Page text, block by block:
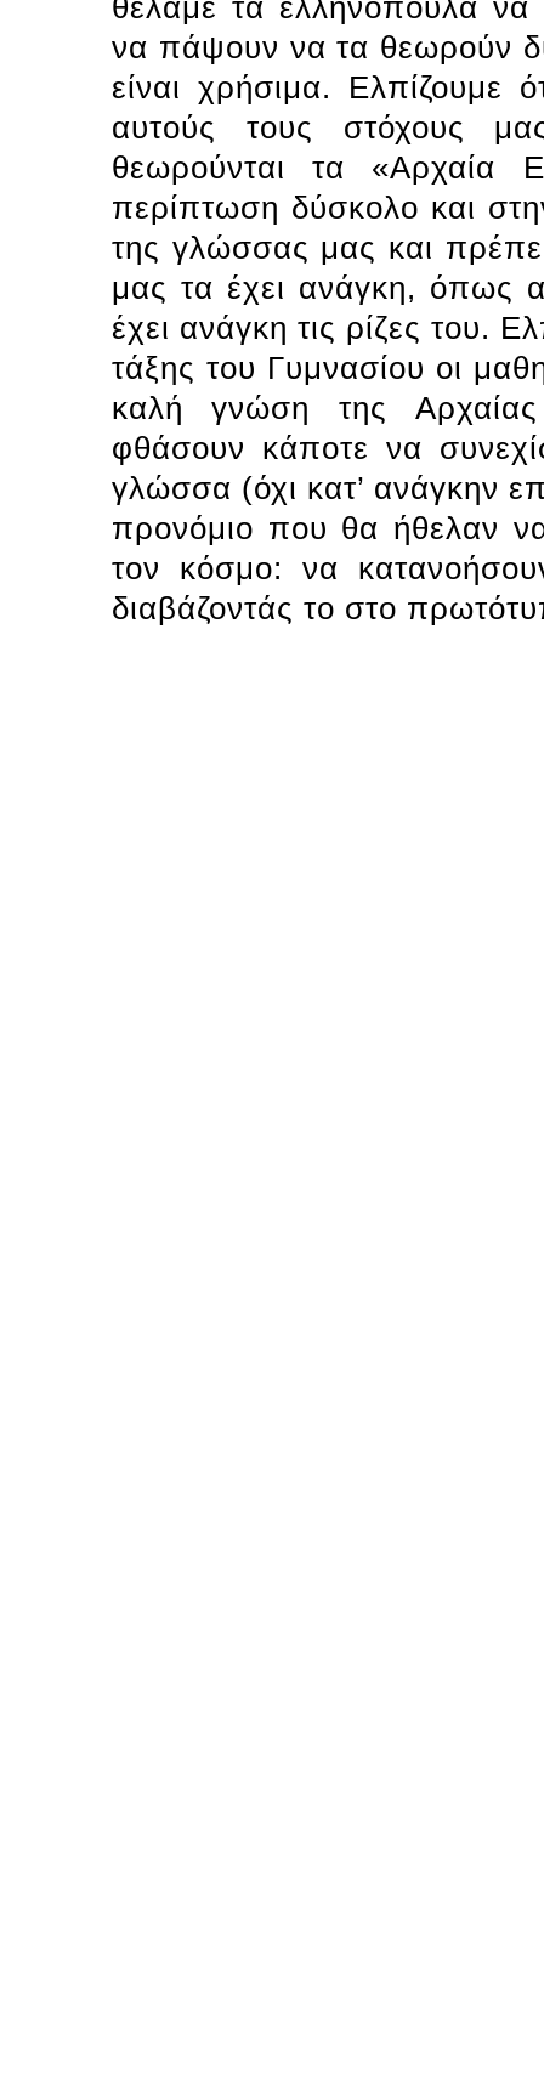
θέλαμε τα ελληνόπουλα να
να πάψουν να τα θεωρούν
είναι χρήσιμα.
αυτούς τους στόχους
θεωρούνται τα «Aρχαία
περίπτωση δύσκολο και
της γλώσσας μας και
μας τα έχει ανάγκη, όπως
έχει ανάγκη τις ρίζες του.
τάξης του Γυμνασίου οι
καλή γνώση της
φθάσουν κάποτε να
γλώσσα (όχι κατ’ ανάγκην
προνόμιο που θα ήθελαν
τον κόσμο: να
διαβάζοντάς το στο